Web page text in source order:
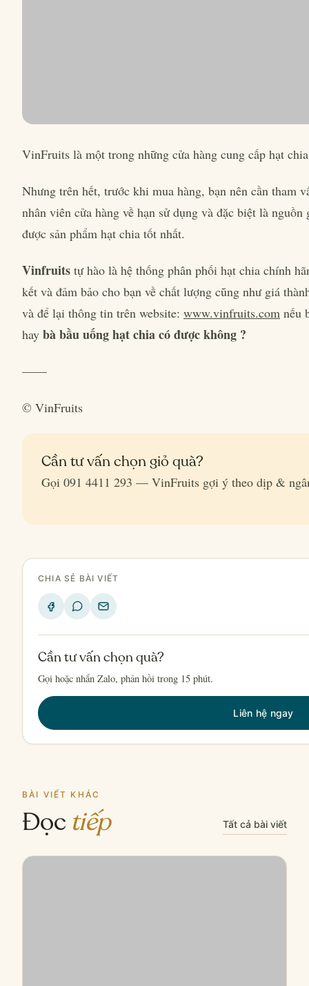
VinFruits là một trong những cửa hàng cung cấp hạt
Nhưng trên hết, trước khi mua hàng, bạn nên cần tham
nhân viên cửa hàng về hạn sử dụng và đặc biệt là
được sản phẩm hạt chia tốt nhất.
Vinfruits tự hào là hệ thống phân phối hạt chia chính
kết và đảm bảo cho bạn về chất lượng cũng như giá
và để lại thông tin trên website: www.vinfruits.com nếu
hay bà bầu uống hạt chia có được không ?
——
© VinFruits
Cần tư vấn chọn giỏ quà?
Gọi 091 4411 293 — VinFruits gợi ý theo dịp &
CHIA SẺ BÀI VIẾT
Cần tư vấn chọn quà?
Gọi hoặc nhắn Zalo, phản hồi trong 15 phút.
Liên hệ ngay
BÀI VIẾT KHÁC
Đọc tiếp Tất cả bài viết